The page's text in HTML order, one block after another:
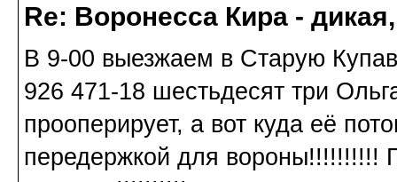
Re: Воронесса Кира -
В 9-00 выезжаем в Старую
926 471-18 шестьдесят три
прооперирует, а вот куда её
передержкой для вороны!!!!!!!!!!